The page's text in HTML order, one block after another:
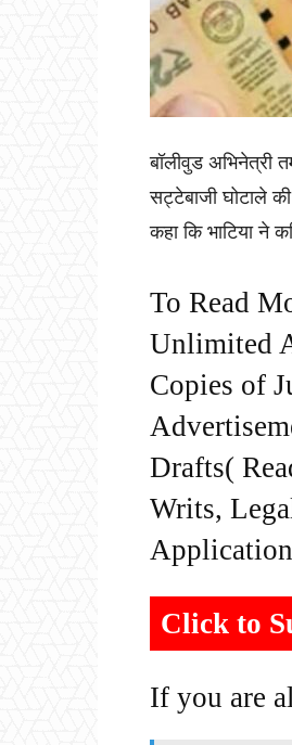
बॉलीवुड अभिनेत्री
सट्टेबाजी घोटाले
कहा कि भाटिया ने
To Read
Unlimited
Copies of
Drafts(
Writs,
Click to
If you are